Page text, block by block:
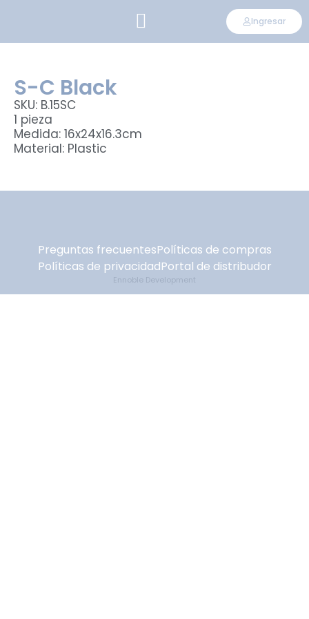
Ingresar
S-C Black
SKU: B.15SC
1 pieza
Medida: 16x24x16.3cm
Material: Plastic
Preguntas frecuentesPolíticas de compras
Políticas de privacidadPortal de distribudor
Ennoble Development